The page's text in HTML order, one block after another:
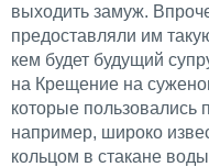
выходить замуж.
предоставляли им
кем будет будущий
на Крещение на
которые пользовались
например, широко
кольцом в стакане